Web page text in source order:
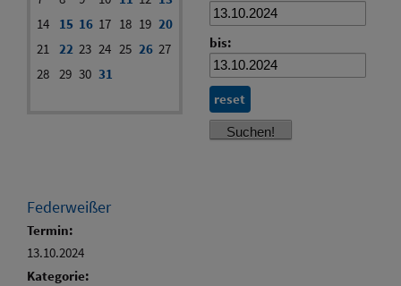
14
15 16 17 18 19 20
21 22 23 24 25 26 27
28 29 30 31
bis:
reset
Federweißer
Termin:
13.10.2024
Kategorie: